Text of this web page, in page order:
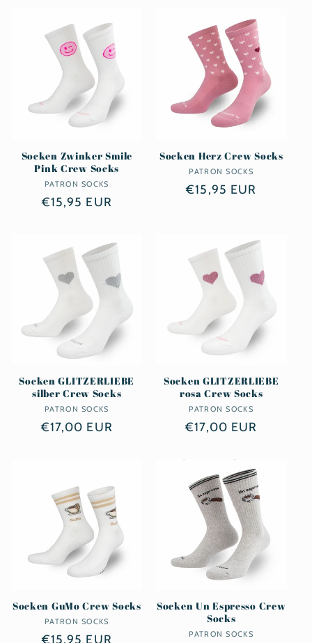
Socken Zwinker Smile
Pink Crew Socks
Anbieter:
PATRON SOCKS
Normaler
€15,95 EUR
Socken Herz Crew Socks
Anbieter:
PATRON SOCKS
Normaler
€15,95 EUR
Socken GLITZERLIEBE
silber Crew Socks
Anbieter:
PATRON SOCKS
Normaler
€17,00 EUR
Socken GLITZERLIEBE
rosa Crew Socks
Anbieter:
PATRON SOCKS
Normaler
€17,00 EUR
Socken GuMo Crew Socks
Anbieter:
PATRON SOCKS
Normaler
€15,95 EUR
Socken Un Espresso Crew
Socks
Anbieter:
PATRON SOCKS